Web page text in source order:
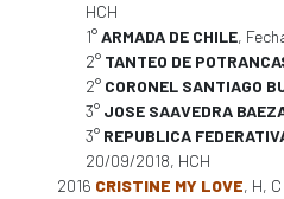
HCH
1°ARMADA DE CHILE,
2° TANTEO DE
2° CORONEL SANTIAGO
3° JOSE SAAVEDRA
3° REPUBLICA
20/09/2018, HCH
2016 CRISTINE MY LOVE, H,